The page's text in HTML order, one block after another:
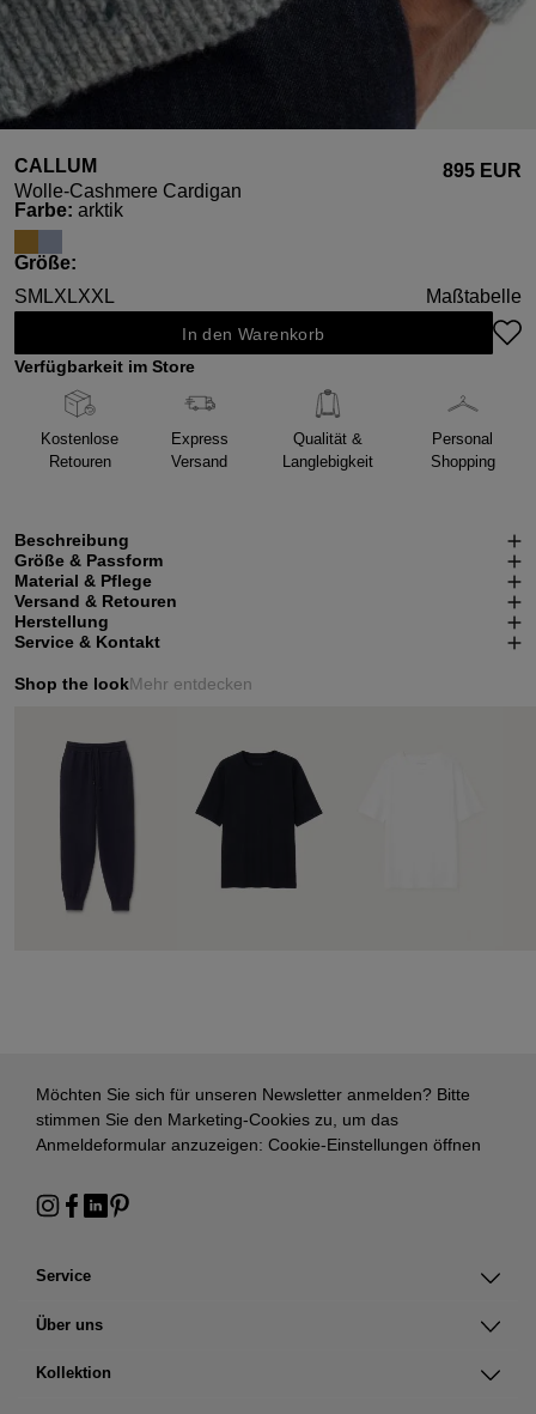
CALLUM
Wolle-Cashmere Cardigan
895 EUR
Farbeauswählen
: arktik
Größeauswählen
:
SM LXLXXL Maßtabelle
In den Warenkorb
Verfügbarkeit im Store
Kostenlose
Retouren
Express
Versand
Qualität &
Langlebigkeit
Personal
Shopping
Beschreibung
Größe & Passform
Material & Pflege
Versand & Retouren
Herstellung
Service & Kontakt
Shop the lookMehr entdecken
Service
Über uns
Kollektion
Möchten Sie sich für unseren Newsletter anmelden? Bitte
stimmen Sie den Marketing-Cookies zu, um das
Anmeldeformular anzuzeigen: Cookie-Einstellungen öffnen